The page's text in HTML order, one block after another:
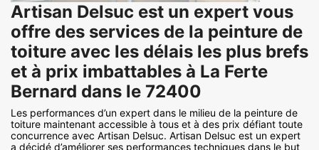
Artisan Delsuc est un expert vous
offre des services de la peinture de
toiture avec les délais les plus brefs
et à prix imbattables à La Ferte
Bernard dans le 72400
Les performances d’un expert dans le milieu de la peinture de
toiture maintenant accessible à tous et à des prix défiant toute
concurrence avec Artisan Delsuc. Artisan Delsuc est un expert
a décidé d’améliorer ses performances techniques dans le but